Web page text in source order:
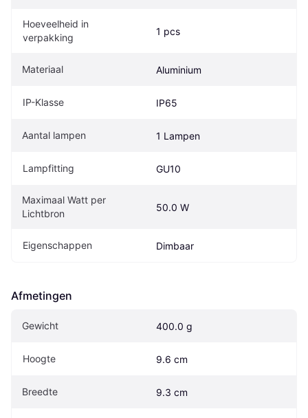
Hoeveelheid in
verpakking
1 pcs
Materiaal Aluminium
IP-Klasse IP65
Aantal lampen 1 Lampen
Lampfitting GU10
Maximaal Watt per
Lichtbron
50.0 W
Eigenschappen Dimbaar
Afmetingen
Gewicht 400.0 g
Hoogte 9.6 cm
Breedte 9.3 cm